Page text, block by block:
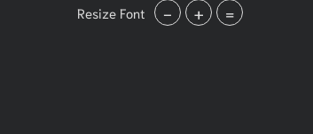
Resize Font - + =